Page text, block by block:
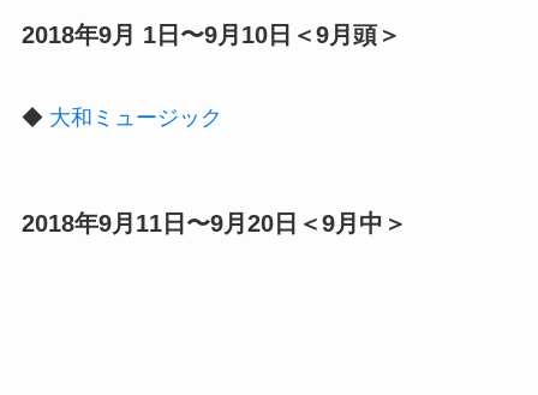
2018年9月 1日〜9月10日＜9月頭＞
◆ 大和ミュージック
2018年9月11日〜9月20日＜9月中＞